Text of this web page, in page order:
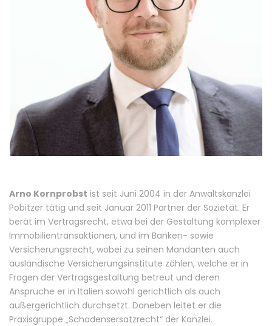
Arno Kornprobst ist seit Juni 2004 in der Anwaltskanzlei
Pobitzer tätig und seit Januar 2011 Partner der Sozietät. Er
berät im Vertragsrecht, etwa bei der Gestaltung komplexer
Immobilientransaktionen, und im Banken- sowie
Versicherungsrecht, wobei zu seinen Mandanten auch
ausländische Versicherungsinstitute zählen, welche er in
Fragen der Vertragsgestaltung betreut und deren
Ansprüche er in Italien sowohl gerichtlich als auch
außergerichtlich durchsetzt. Daneben leitet er die
Praxisgruppe „Schadensersatzrecht“ der Kanzlei.